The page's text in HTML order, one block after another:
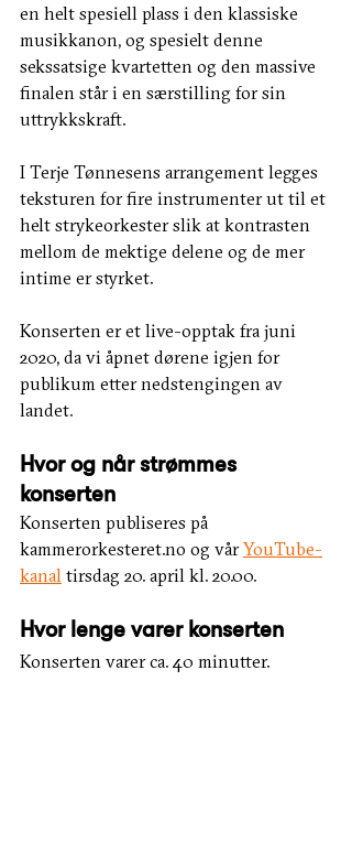
en helt spesiell plass i den klassiske
musikkanon, og spesielt denne
sekssatsige kvartetten og den massive
finalen står i en særstilling for sin
uttrykkskraft.
I Terje Tønnesens arrangement legges
teksturen for fire instrumenter ut til et
helt strykeorkester slik at kontrasten
mellom de mektige delene og de mer
intime er styrket.
Konserten er et live-opptak fra juni
2020, da vi åpnet dørene igjen for
publikum etter nedstengingen av
landet.
Hvor og når strømmes
konserten
Konserten publiseres på
kammerorkesteret.no og vår YouTube-
kanal tirsdag 20. april kl. 20.00.
Hvor lenge varer konserten
Konserten varer ca. 40 minutter.